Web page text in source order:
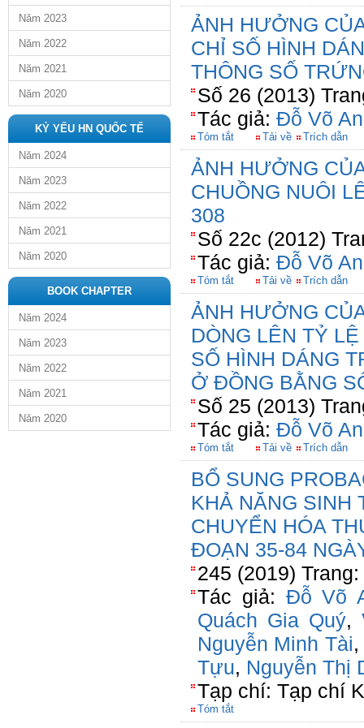
Năm 2023
Năm 2022
Năm 2021
Năm 2020
KỶ YẾU HN QUỐC TẾ
Năm 2024
Năm 2023
Năm 2022
Năm 2021
Năm 2020
BOOK CHAPTER
Năm 2024
Năm 2023
Năm 2022
Năm 2021
Năm 2020
ẢNH HƯỞNG
CHỈ SỐ HÌNH
THÔNG SỐ
Số 26 (2013)
Tác giả: Đỗ Võ
Tóm tắt Tải về Trích dẫn
ẢNH HƯỞNG
CHUỒNG NUÔI
308
Số 22c (2012)
Tác giả: Đỗ Võ
Tóm tắt Tải về Trích dẫn
ẢNH HƯỞNG
DÒNG LÊN TỶ
SỐ HÌNH DÁNG
Ở ĐỒNG BẰNG
Số 25 (2013)
Tác giả: Đỗ Võ
Tóm tắt Tải về Trích dẫn
BỔ SUNG
KHẢ NĂNG SINH
CHUYỂN HÓA
ĐOẠN 35-84
245 (2019)
Tác giả: Đỗ Võ
Quách Gia Quý,
Nguyễn Minh Tài,
Tựu, Nguyễn Thị
Tạp chí: Tạp chí
Tóm tắt